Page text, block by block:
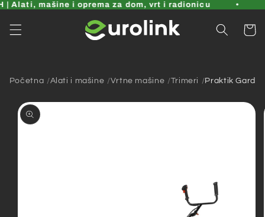
Pređi
sadržaj
Alati, mašine i oprema za dom, vrt i radionicu
Korpa
Početna Alati i mašine Vrtne mašine Trimeri Praktik
informacije